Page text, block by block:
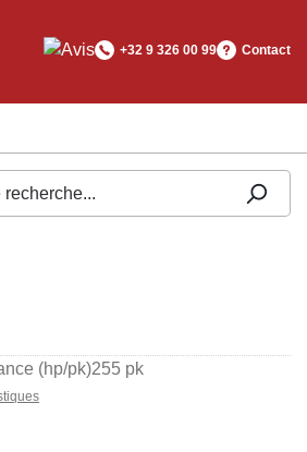
+32 9 326 00 99 Contact
(hp/pk)255 pk